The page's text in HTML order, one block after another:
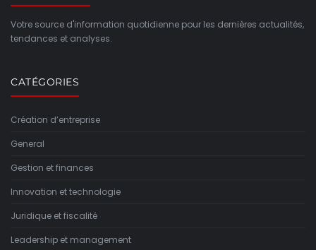
Votre source d'information quotidienne pour les dernières actualités,
tendances et analyses.
CATÉGORIES
Création d’entreprise
General
Gestion et finances
Innovation et technologie
Juridique et fiscalité
Leadership et management